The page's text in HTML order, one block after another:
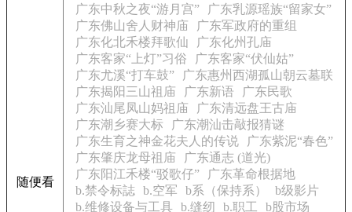
随便看
广东中秋之夜“游月宫”
广东乳源瑶族“留家女”
广东佛山舍人财神庙
广东军政府的重组
广东化北禾楼拜歌仙
广东化州孔庙
广东客家“上灯”习俗
广东客家“伏仙姑”
广东尤溪“打车鼓”
广东惠州西湖孤山朝云墓联
广东揭阳三山祖庙
广东新语
广东民歌
广东汕尾凤山妈祖庙
广东清远盘王古庙
广东潮乡赛大标
广东潮汕击敲报猜谜
广东生育之神金花夫人的传说
广东紫泥“春色”
广东肇庆龙母祖庙
广东通志 (道光)
广东阳江禾楼“驳歌仔”
广东革命根据地
b.禁令标誌
b.空军 b系（保持系）
b级影片
b.维修设备与工具 b.缝纫 b.职工 b股市场